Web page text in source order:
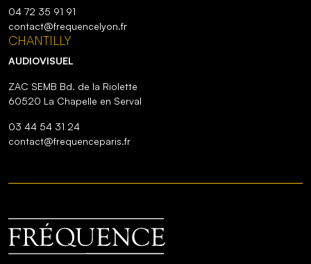
04 72 35 91 91
contact@frequencelyon.fr
CHANTILLY
AUDIOVISUEL
ZAC SEMB Bd. de la Riolette
60520 La Chapelle en Serval
03 44 54 31 24
contact@frequenceparis.fr